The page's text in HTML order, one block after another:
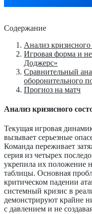
Содержание
Анализ
Игровая форма и
Доджерс»
Сравнительный
оборонительного
Прогноз на матч
Анализ кризисного
Текущая игровая
вызывает серьезные
Команда переживает
серия из четырех
укрепила их положение
таблицы. Основная
критическом падении
системный кризис в
демонстрируют крайне
с давлением и не